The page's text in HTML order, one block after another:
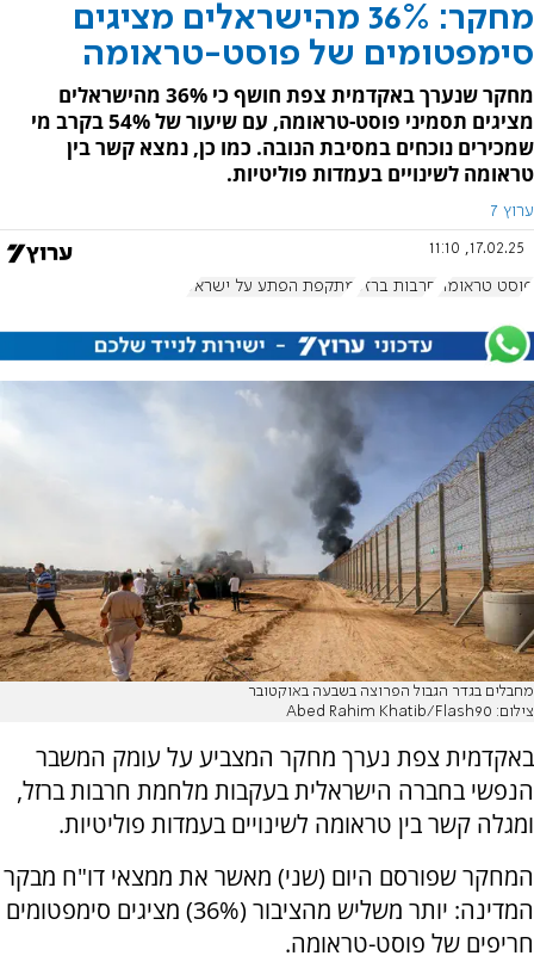
מחקר: 36% מהישראלים מציגים
סימפטומים של פוסט-טראומה
מחקר שנערך באקדמית צפת חושף כי 36% מהישראלים
מציגים תסמיני פוסט-טראומה, עם שיעור של 54% בקרב מי
שמכירים נוכחים במסיבת הנובה. כמו כן, נמצא קשר בין
טראומה לשינויים בעמדות פוליטיות.
ערוץ 7
17.02.25, 11:10
פוסט טראומה חרבות ברזל מתקפת הפתע על ישראל
מחבלים בגדר הגבול הפרוצה בשבעה באוקטובר
צילום: Abed Rahim Khatib/Flash90
באקדמית צפת נערך מחקר המצביע על עומק המשבר
הנפשי בחברה הישראלית בעקבות מלחמת חרבות ברזל,
ומגלה קשר בין טראומה לשינויים בעמדות פוליטיות.
המחקר שפורסם היום (שני) מאשר את ממצאי דו"ח מבקר
המדינה: יותר משליש מהציבור (36%) מציגים סימפטומים
חריפים של פוסט-טראומה.